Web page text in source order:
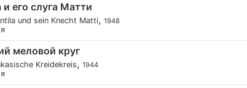
его слуга Матти
und sein Knecht Matti, 1948
меловой круг
Kreidekreis, 1944